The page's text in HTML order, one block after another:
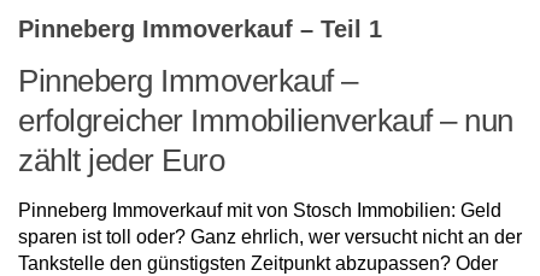
Pinneberg Immoverkauf – Teil 1
Pinneberg Immoverkauf –
erfolgreicher Immobilienverkauf – nun
zählt jeder Euro
Pinneberg Immoverkauf mit von Stosch Immobilien: Geld
sparen ist toll oder? Ganz ehrlich, wer versucht nicht an der
Tankstelle den günstigsten Zeitpunkt abzupassen? Oder